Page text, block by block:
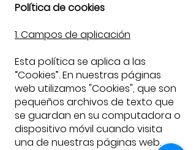
Política de cookies
1. Campos de aplicación
Esta política se aplica a las
“Cookies”. En nuestras páginas
web utilizamos "Cookies", que son
pequeños archivos de texto que
se guardan en su computadora o
dispositivo móvil cuando visita
una de nuestras páginas web.